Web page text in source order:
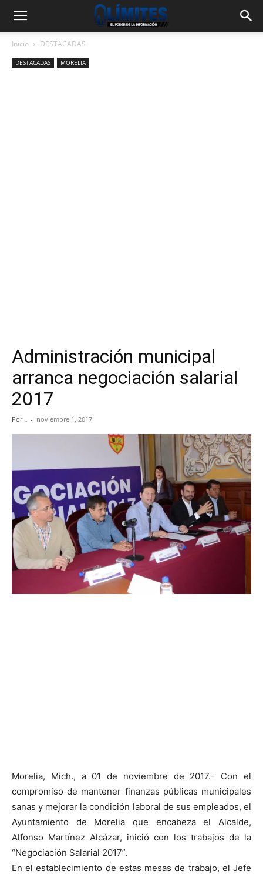
Inicio DESTACADAS
DESTACADAS MORELIA
Administración municipal
arranca negociación salarial
2017
Por . - noviembre 1, 2017
Morelia, Mich., a 01 de noviembre de 2017.- Con el
compromiso de mantener finanzas públicas municipales
sanas y mejorar la condición laboral de sus empleados, el
Ayuntamiento de Morelia que encabeza el Alcalde,
Alfonso Martínez Alcázar, inició con los trabajos de la
“Negociación Salarial 2017”.
En el establecimiento de estas mesas de trabajo, el Jefe